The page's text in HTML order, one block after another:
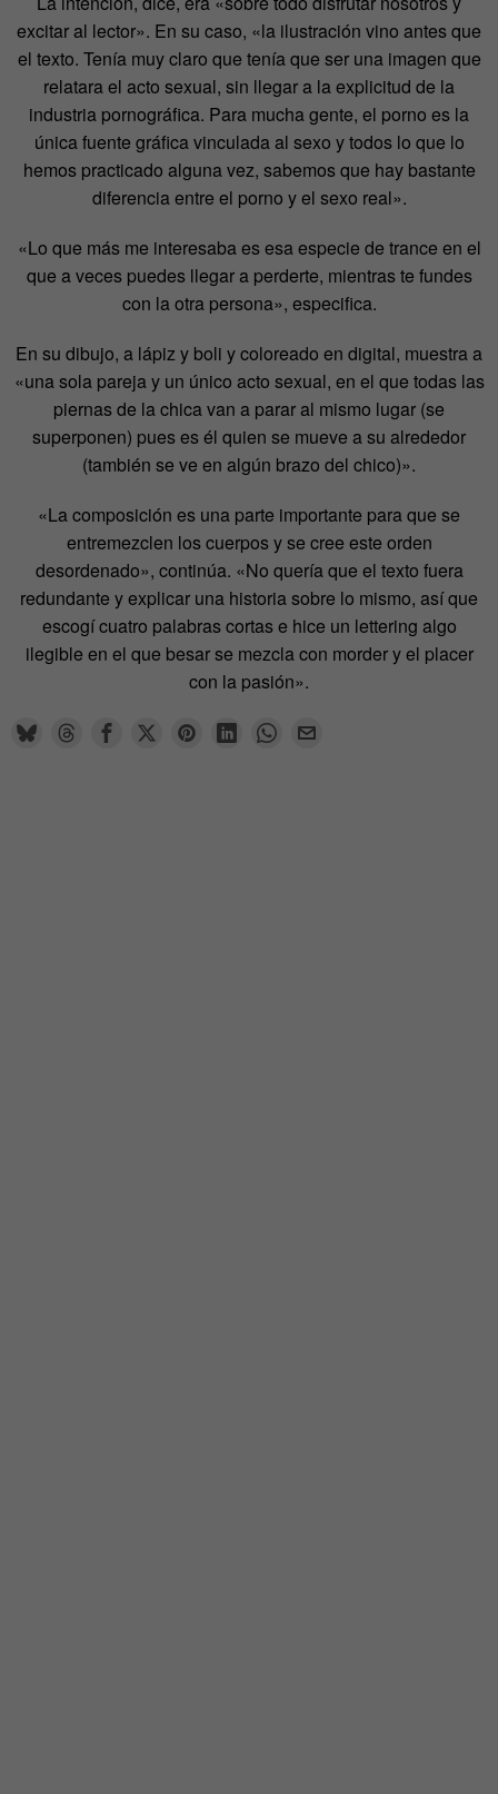
excitar al lector». En su caso, «la ilustración vino antes que
el texto. Tenía muy claro que tenía que ser una imagen que
relatara el acto sexual, sin llegar a la explicitud de la
industria pornográfica. Para mucha gente, el porno es la
única fuente gráfica vinculada al sexo y todos lo que lo
hemos practicado alguna vez, sabemos que hay bastante
diferencia entre el porno y el sexo real».
«Lo que más me interesaba es esa especie de trance en el
que a veces puedes llegar a perderte, mientras te fundes
con la otra persona», especifica.
En su dibujo, a lápiz y boli y coloreado en digital, muestra a
«una sola pareja y un único acto sexual, en el que todas las
piernas de la chica van a parar al mismo lugar (se
superponen) pues es él quien se mueve a su alrededor
(también se ve en algún brazo del chico)».
«La composición es una parte importante para que se
entremezclen los cuerpos y se cree este orden
desordenado», continúa. «No quería que el texto fuera
redundante y explicar una historia sobre lo mismo, así que
escogí cuatro palabras cortas e hice un lettering algo
ilegible en el que besar se mezcla con morder y el placer
con la pasión».